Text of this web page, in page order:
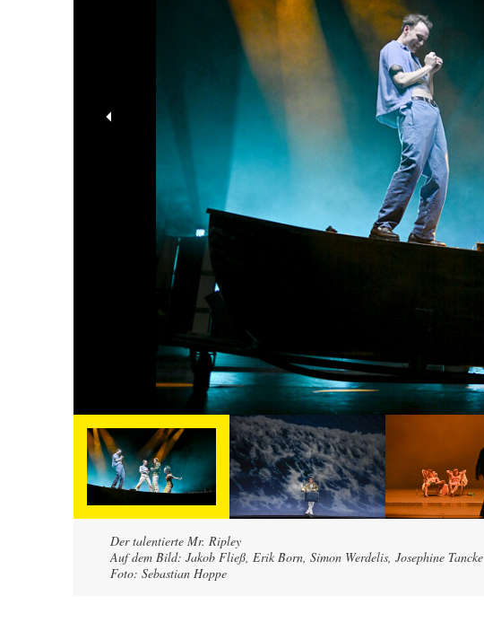
Der talentierte Mr. Ripley
Auf dem Bild: Jakob Fließ, Erik Born, Simon Werdelis, Josephine Tancke
Foto: Sebastian Hoppe